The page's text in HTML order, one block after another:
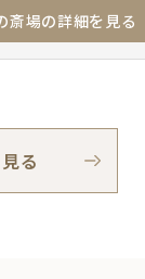
に乗車し、「戸塚
み野線「弥生台駅
、「戸塚斎場前」
斎場の詳細を見る
る